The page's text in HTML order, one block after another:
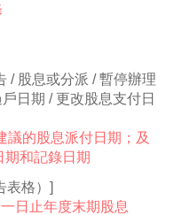
/ 股息或分派 / 暫停辦理
日期 / 更改股息支付日
議的股息派付日期；及
期和記錄日期
表格）]
日止年度末期股息